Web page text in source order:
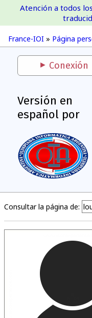
France-IOI » Página
Atención a todos
Conexión
Versión en
español por
Consultar la página de: